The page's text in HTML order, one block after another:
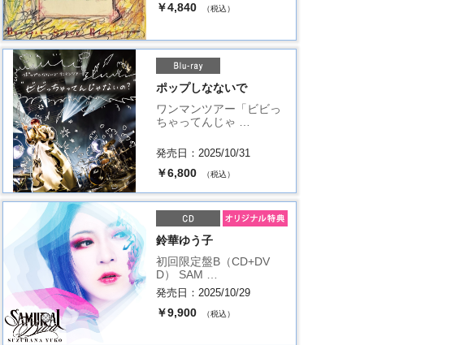
￥4,840 （税込）
ポップしなないで
ワンマンツアー「ビビっ
ちゃってんじゃ …
発売日：2025/10/31
￥6,800 （税込）
鈴華ゆう子
初回限定盤B（CD+DV
D） SAM …
発売日：2025/10/29
￥9,900 （税込）